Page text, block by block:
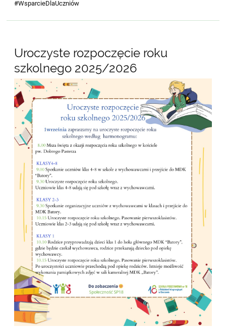
#WsparcieDlaUczniów
Uroczyste rozpoczęcie roku
szkolnego 2025/2026